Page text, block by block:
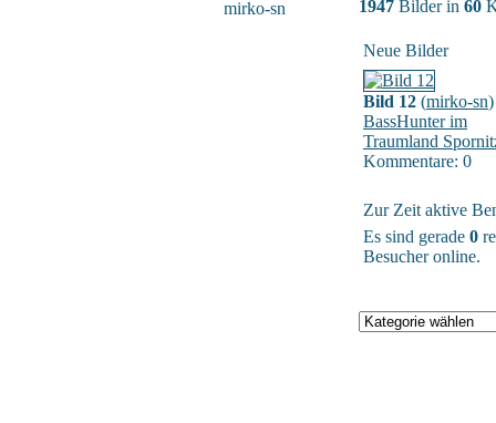
mirko-sn
1947 Bilder in 60
Neue Bilder
Bild 12 (mirko-sn)
BassHunter im
Traumland
Kommentare: 0
Zur Zeit aktive
Es sind gerade 0
Besucher online.